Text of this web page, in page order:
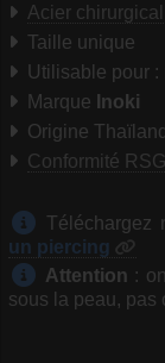
Acier chirurgical
Taille unique
Utilisable pour :
Marque Inoki
Origine
Conformité
Téléchargez
un piercing
Attention :
sous la peau, pas